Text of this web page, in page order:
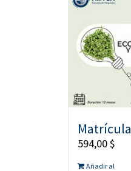
Matrícula
594,00$
Añadir al